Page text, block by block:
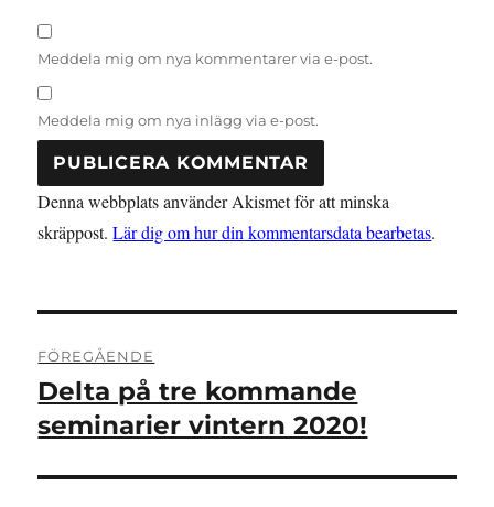
Meddela mig om nya kommentarer via e-post.
Meddela mig om nya inlägg via e-post.
Denna webbplats använder Akismet för att minska
skräppost.Lär dig om hur din kommentarsdata bearbetas.
FÖREGÅENDE
Föregående
inlägg:
Delta på tre kommande
seminarier vintern 2020!